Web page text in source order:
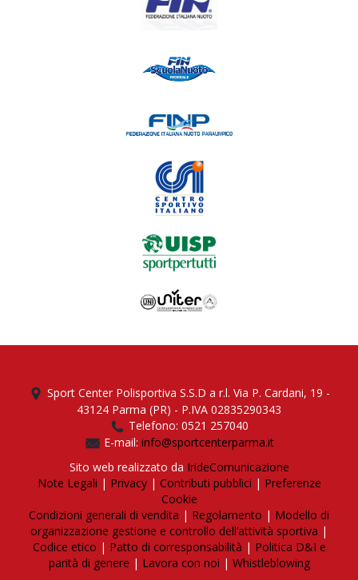
Sport Center Polisportiva S.S.D a r.l. Via P. Cardani, 19 -
43124 Parma (PR) - P.IVA 02835290343
Telefono: 0521 257040
E-mail: info@sportcenterparma.it
Sito web realizzato da IrideComunicazione
Note Legali | Privacy| Contributi pubblici | Preferenze
Cookie
Condizioni generali di vendita | Regolamento | Modello di
organizzazione gestione e controllo dell’attività sportiva |
Codice etico | Patto di corresponsabilità | Politica D&I e
parità di genere | Lavora con noi | Whistleblowing